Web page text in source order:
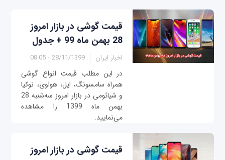
قیمت گوشی در بازار امروز
28 بهمن ماه 99 + جدول
اخبار ایران 28/11/1399 - 08:05
در این مطلب قیمت انواع گوشی
همراه سامسونگ، اپل، هواوی، نوکیا
و شیائومی در بازار امروز سه‌شنبه 28
بهمن ماه 1399 را مشاهده
می‌نمایید.
قیمت گوشی در بازار امروز